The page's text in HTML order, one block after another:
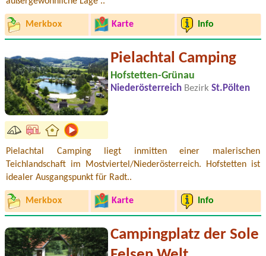
Merkbox Karte Info
Pielachtal Camping
Hofstetten-Grünau
Niederösterreich Bezirk St.Pölten
Pielachtal Camping liegt inmitten einer malerischen
Teichlandschaft im Mostviertel/Niederösterreich. Hofstetten ist
idealer Ausgangspunkt für Radt..
Merkbox Karte Info
Campingplatz der Sole